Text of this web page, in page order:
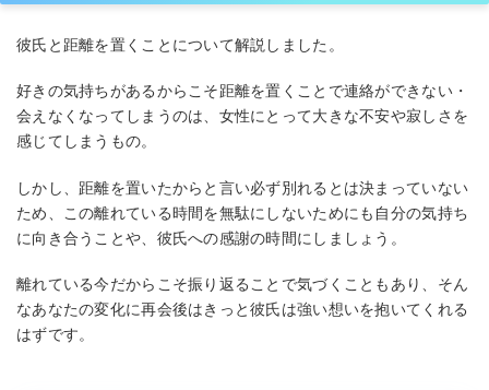
彼氏と距離を置くことについて解説しました。
好きの気持ちがあるからこそ距離を置くことで連絡ができない・
会えなくなってしまうのは、女性にとって大きな不安や寂しさを
感じてしまうもの。
しかし、距離を置いたからと言い必ず別れるとは決まっていない
ため、この離れている時間を無駄にしないためにも自分の気持ち
に向き合うことや、彼氏への感謝の時間にしましょう。
離れている今だからこそ振り返ることで気づくこともあり、そん
なあなたの変化に再会後はきっと彼氏は強い想いを抱いてくれる
はずです。